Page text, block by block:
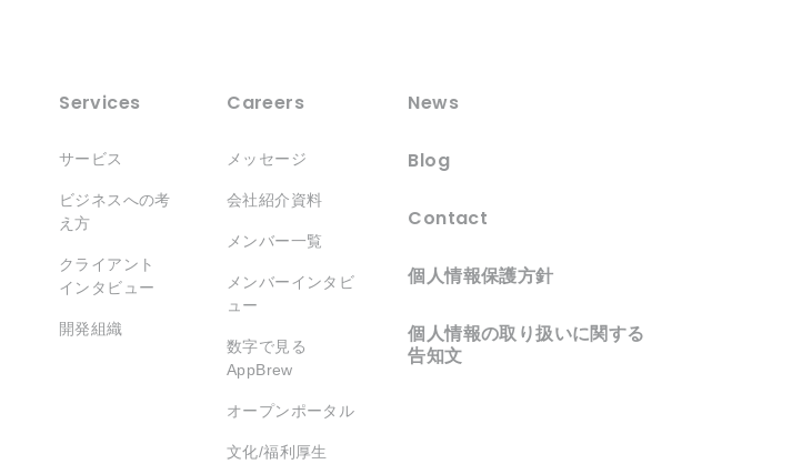
Services
サービス
ビジネスへの考
え方
クライアント
インタビュー
開発組織
Careers
メッセージ
会社紹介資料
メンバー一覧
メンバーインタビ
ュー
数字で見る
AppBrew
オープンポータル
文化/福利厚生
News
Blog
Contact
個人情報保護方針
個人情報の取り扱いに関する
告知文